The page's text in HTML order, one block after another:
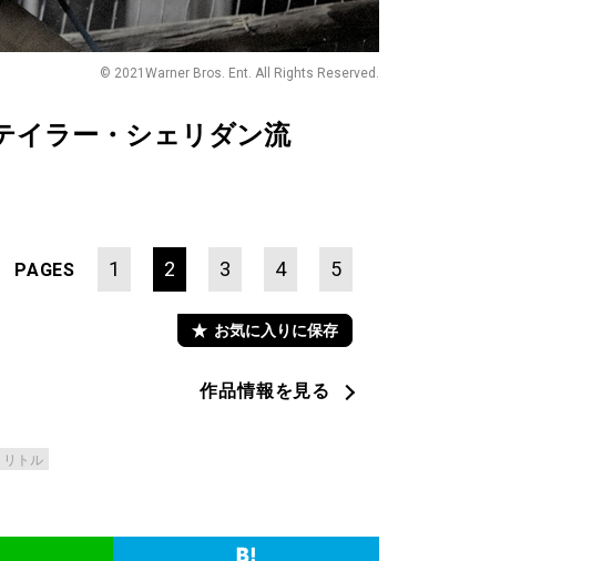
© 2021Warner Bros. Ent. All Rights Reserved.
イラー・シェリダン流
PAGES 1 2 3 4 5
お気に入りに保存
リトル
作品情報を見る